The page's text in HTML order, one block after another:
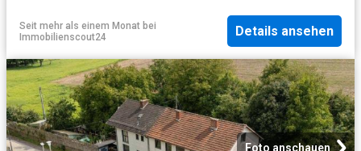
Seit mehr als einem Monat bei
Immobilienscout24
Details ansehen
Foto anschauen